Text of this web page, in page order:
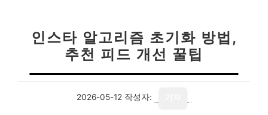
인스타 알고리즘 초기화 방법,
추천 피드 개선 꿀팁
2026-05-12 작성자: